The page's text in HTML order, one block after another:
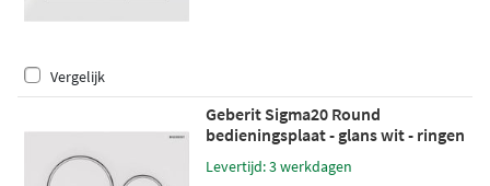
Vergelijk
Geberit Sigma20 Round
bedieningsplaat - glans wit - ringen
mat wit
Levertijd: 3 werkdagen